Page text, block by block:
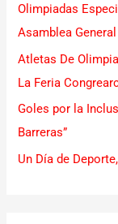
o
r
:
Olimpiadas
Asamblea
Atletas De
La Feria
Goles por la
Barreras”
Un Día de